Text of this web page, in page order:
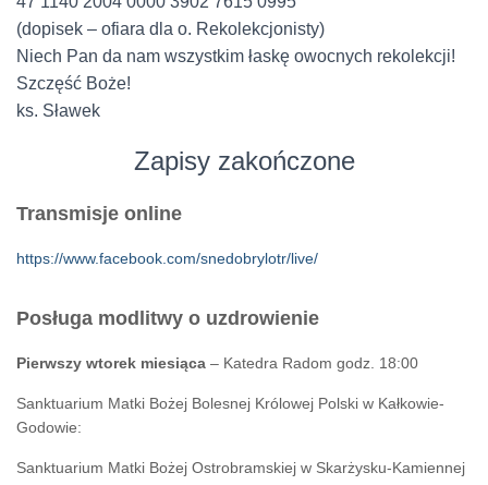
(dopisek – ofiara dla o. Rekolekcjonisty)
Niech Pan da nam wszystkim łaskę owocnych rekolekcji!
Szczęść Boże!
ks. Sławek
Zapisy zakończone
Transmisje online
https://www.facebook.com/snedobrylotr/live/
Posługa modlitwy o uzdrowienie
Pierwszy wtorek miesiąca – Katedra Radom godz. 18:00
Sanktuarium Matki Bożej Bolesnej Królowej Polski w Kałkowie-
Godowie:
Sanktuarium Matki Bożej Ostrobramskiej w Skarżysku-Kamiennej